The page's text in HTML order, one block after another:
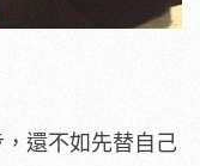
還不如先替自己